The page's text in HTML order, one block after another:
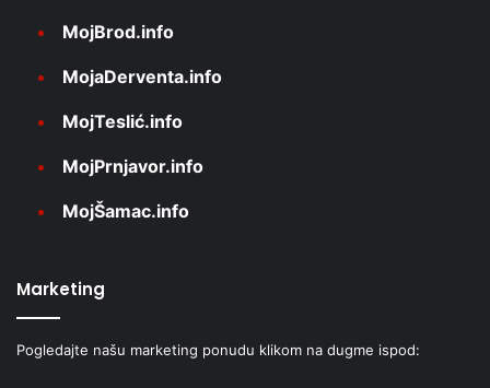
MojBrod.info
MojaDerventa.info
MojTeslić.info
MojPrnjavor.info
MojŠamac.info
Marketing
Pogledajte našu marketing ponudu klikom na dugme ispod: